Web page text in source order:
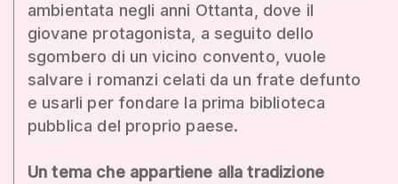
ambientata negli anni Ottanta, dove il
giovane protagonista, a seguito dello
sgombero di un vicino convento, vuole
salvare i romanzi celati da un frate defunto
e usarli per fondare la prima biblioteca
pubblica del proprio paese.
Un tema che appartiene alla tradizione